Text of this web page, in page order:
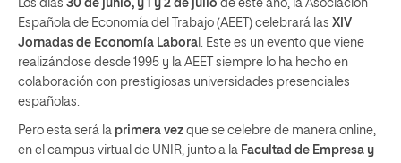
Los días 30 de junio, y 1 y 2 de julio de este año, la Asociación
Española de Economía del Trabajo (AEET) celebrará las XIV
Jornadas de Economía Labora l. Este es un evento que viene
realizándose desde 1995 y la AEET siempre lo ha hecho en
colaboración con prestigiosas universidades presenciales
españolas.
Pero esta será la primera vez que se celebre de manera online,
en el campus virtual de UNIR, junto a la Facultad de Empresa y